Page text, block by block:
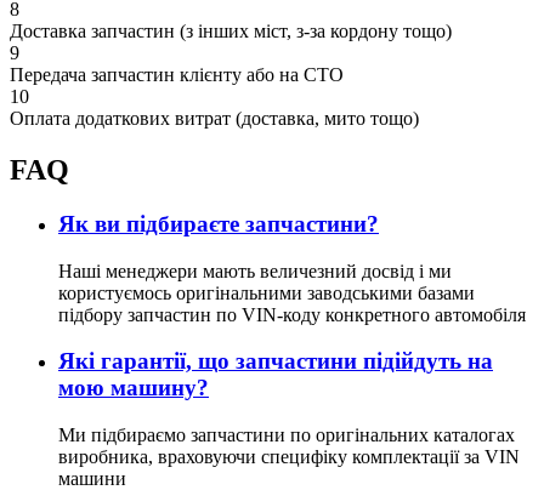
8
Доставка запчастин (з інших міст, з-за кордону тощо)
9
Передача запчастин клієнту або на СТО
10
Оплата додаткових витрат (доставка, мито тощо)
FAQ
Як ви підбираєте запчастини?
Наші менеджери мають величезний досвід і ми
користуємось оригінальними заводськими базами
підбору запчастин по VIN-коду конкретного автомобіля
Які гарантії, що запчастини підійдуть на
мою машину?
Ми підбираємо запчастини по оригінальних каталогах
виробника, враховуючи специфіку комплектації за VIN
машини